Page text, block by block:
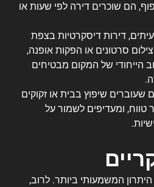
הם שוכרים דירה לפי שעות או
דירות דיסקרטיות בצפת
סרטונים או הפקות אופנה,
הייחודי של המקום מבטיחים
שעוברים שיפוץ בבית או זקוקים
טווח, ומעדיפים לשמור על
המשמעותי ביותר. לרוב,